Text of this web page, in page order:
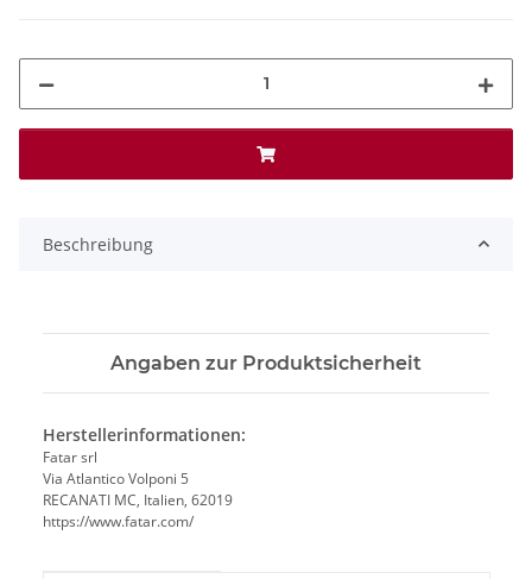
Beschreibung
Angaben zur Produktsicherheit
Herstellerinformationen:
Fatar srl
Via Atlantico Volponi 5
RECANATI MC, Italien, 62019
https://www.fatar.com/